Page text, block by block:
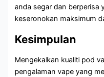
anda segar dan berperisa
keseronokan maksimum
Kesimpulan
Mengekalkan kualiti pod
pengalaman vape yang